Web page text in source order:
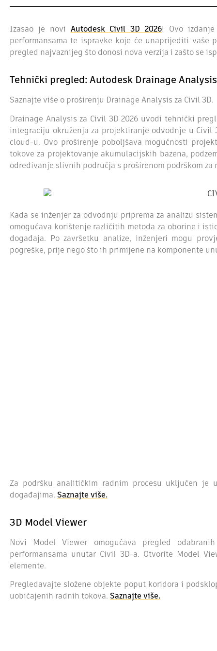
Izasao je novi Autodesk Civil 3D 2026! Ovo
performansama te ispravke koje će unaprijediti vaše
pregled najvaznijeg što donosi nova verzija i zašto se
Tehnički pregled: Autodesk Drainage
Saznajte više o proširenju Drainage Analysis za Civil 3D.
Drainage Analysis za Civil 3D 2026 uvodi tehnički
integraciju okruženja za projektiranje odvodnje u Civil
cloud-u. Ovo proširenje poboljšava mogućnosti
tokove za projektovanje akumulacijskih bazena,
određivanje slivnih područja s proširenom podrškom za
Kada se inženjer za odvodnju priprema za analizu
omogućava korištenje različitih metoda za oborine i
događaja. Po završetku analize, inženjeri mogu
pogreške, prije nego što ih primijene na komponente
Za podršku analitičkim radnim procesu uključen je
događajima. Saznajte više.
3D Model Viewer
Novi Model Viewer omogućava pregled
performansama unutar Civil 3D-a. Otvorite Model
elemente.
Pregledavajte složene objekte poput koridora i
uobičajenih radnih tokova. Saznajte više.